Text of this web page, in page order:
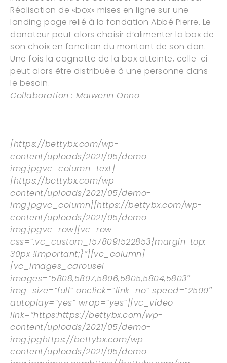
Réalisation de «box» mises en ligne sur une
landing page relié à la fondation Abbé Pierre. Le
donateur peut alors choisir d’alimenter la box de
son choix en fonction du montant de son don.
Une fois la cagnotte de la box atteinte, celle-ci
peut alors être distribuée à une personne dans
le besoin.
Collaboration : Maïwenn Onno
[https://bettybx.com/wp-
content/uploads/2021/05/demo-
img.jpgvc_column_text]
[https://bettybx.com/wp-
content/uploads/2021/05/demo-
img.jpgvc_column][https://bettybx.com/wp-
content/uploads/2021/05/demo-
img.jpgvc_row][vc_row
css=”.vc_custom_1578091522853{margin-top:
30px !important;}”][vc_column]
[vc_images_carousel
images=”5808,5807,5806,5805,5804,5803″
img_size=”full” onclick=”link_no” speed=”2500″
autoplay=”yes” wrap=”yes”][vc_video
link=”https:https://bettybx.com/wp-
content/uploads/2021/05/demo-
img.jpghttps://bettybx.com/wp-
content/uploads/2021/05/demo-